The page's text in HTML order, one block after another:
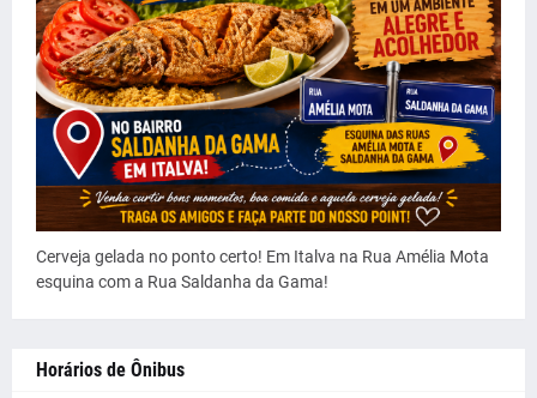
Cerveja gelada no ponto certo! Em Italva na Rua Amélia Mota
esquina com a Rua Saldanha da Gama!
Horários de Ônibus